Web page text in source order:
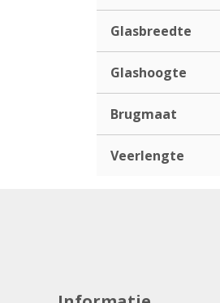
Glasbreedte
Glashoogte
Brugmaat
Veerlengte